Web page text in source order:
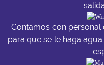
Contamos con personal
para que se le haga